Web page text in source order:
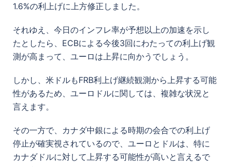
1.6%の利上げに上方修正しました。
それゆえ、今日のインフレ率が予想以上の加速を示し
たとしたら、ECBによる今後3回にわたっての利上げ観
測が高まって、ユーロは上昇に向かうでしょう。
しかし、米ドルもFRB利上げ継続観測から上昇する可能
性があるため、ユーロドルに関しては、複雑な状況と
言えます。
その一方で、カナダ中銀による時期の会合での利上げ
停止が確実視されているので、ユーロとドルは、特に
カナダドルに対して上昇する可能性が高いと言えるで